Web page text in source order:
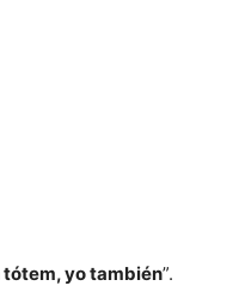
tótem, yo también”.